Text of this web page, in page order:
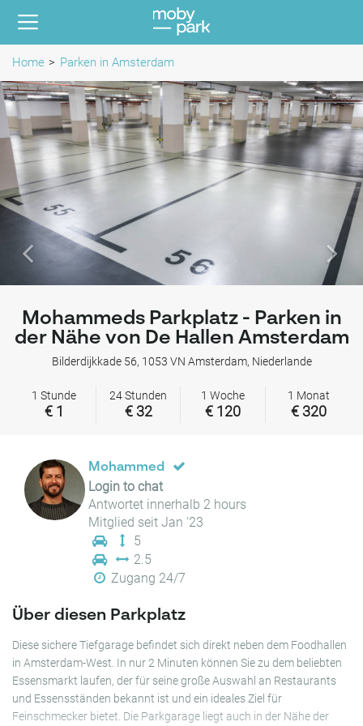
Home Parken in Amsterdam
Mohammeds Parkplatz - Parken in
der Nähe von De Hallen Amsterdam
Bilderdijkkade 56, 1053 VN Amsterdam, Niederlande
1 Stunde
€ 1
24 Stunden
€ 32
1 Woche
€ 120
1 Monat
€ 320
Mohammed
Login to chat
Antwortet innerhalb 2 hours
Mitglied seit Jan '23
5
2.5
Zugang 24/7
Über diesen Parkplatz
Diese sichere Tiefgarage befindet sich direkt neben dem Foodhallen
in Amsterdam-West. In nur 2 Minuten können Sie zu dem beliebten
Essensmarkt laufen, der für seine große Auswahl an Restaurants
und Essensständen bekannt ist und ein ideales Ziel für
Feinschmecker bietet. Die Parkgarage liegt auch in der Nähe der